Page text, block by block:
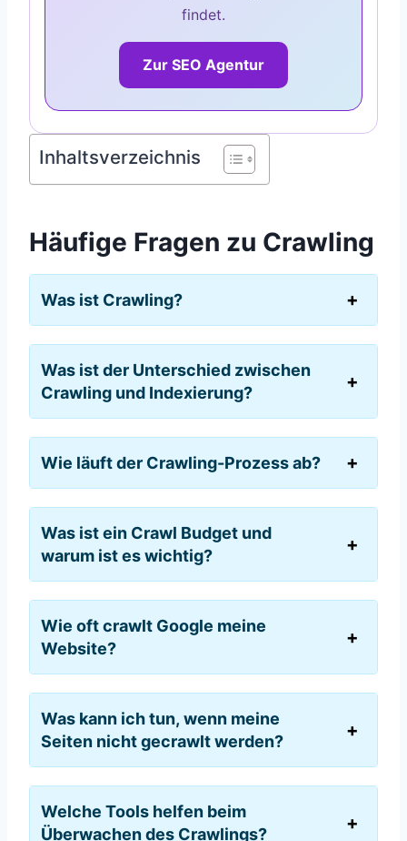
findet.
Zur SEO Agentur
Inhaltsverzeichnis
Häufige Fragen zu Crawling
Was ist Crawling?
Was ist der Unterschied zwischen
Crawling und Indexierung?
Wie läuft der Crawling-Prozess ab?
Was ist ein Crawl Budget und
warum ist es wichtig?
Wie oft crawlt Google meine
Website?
Was kann ich tun, wenn meine
Seiten nicht gecrawlt werden?
Welche Tools helfen beim
Überwachen des Crawlings?